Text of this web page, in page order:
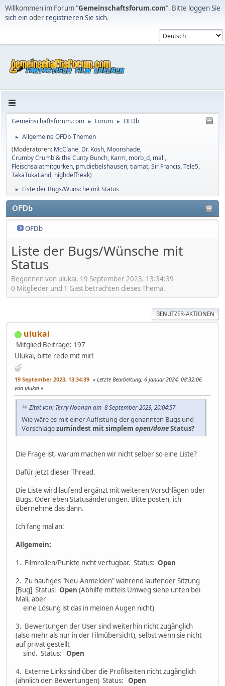
Willkommen im Forum "Gemeinschaftsforum.com". Bitte loggen Sie
sich einoder registrieren Sie sich.
Gemeinschaftsforum.com ► Forum ► OFDb
►
Allgemeine OFDb-Themen
(Moderatoren: McClane, Dr. Kosh, Moonshade,
Crumby Crumb & the Cunty Bunch, Karm, morb_d, mali,
Fleischsalatmitgurken, pm.diebelshausen,tiamat,Sir Francis,Tele5,
TakaTukaLand, highdeffreak)
► Liste der Bugs/Wünsche mit Status
OFDb
OFDb
Liste der Bugs/Wünsche mit
Status
Begonnen von ulukai, 19 September 2023, 13:34:39
0 Mitglieder und 1 Gast betrachten dieses Thema.
BENUTZER-AKTIONEN
ulukai
Mitglied Beiträge: 197
Ulukai, bitte rede mit mir!
19 September 2023, 13:34:39 Letzte Bearbeitung: 6 Januar 2024, 08:32:06
von ulukai
Zitat von: Terry Noonan am 8 September 2023, 20:04:57
Wie wäre es mit einer Auflistung der genannten Bugs und
Vorschlägezumindest mit simplem open/doneStatus?
Die Frage ist, warum machen wir nicht selber so eine Liste?
Dafür jetzt dieser Thread.
Die Liste wird laufend ergänzt mit weiteren Vorschlägen oder
Bugs. Oder eben Statusänderungen. Bitte posten, ich
übernehme das dann.
Ich fang mal an:
Allgemein:
1. Filmrollen/Punkte nicht verfügbar. Status: Open
2. Zu häufiges "Neu-Anmelden" während laufender Sitzung
[Bug] Status: Open (Abhilfe mittels Umweg siehe unten bei
Mali, aber
eine Lösung ist das in meinen Augen nicht)
3. Bewertungen der User sind weiterhin nicht zugänglich
(also mehr als nur in der Filmübersicht), selbst wenn sie nicht
auf privat gestellt
sind. Status: Open
4. Externe Links sind über die Profilseiten nicht zugänglich
(ähnlich den Bewertungen) Status: Open